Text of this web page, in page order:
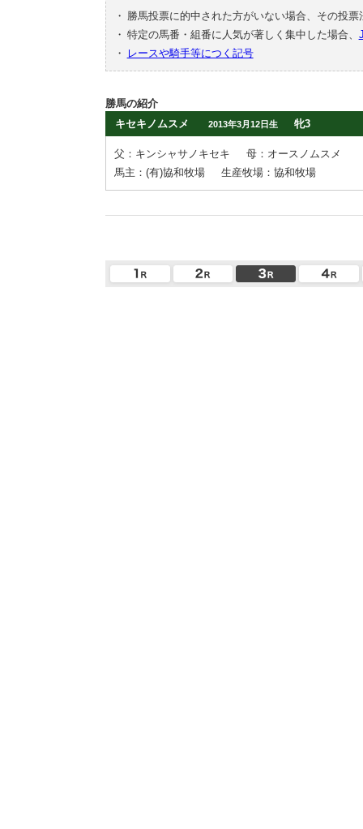
・
勝馬投票に的中された方がいない場合、その投
・ 特定の馬番・組番に人気が著しく集中した場合、
・
レースや騎手等につく記号
勝馬の紹介
キセキノムスメ
2013年3月12日生 牝3
父：キンシャサノキセキ
母：オースノムスメ
馬主：(有)協和牧場
生産牧場：協和牧場